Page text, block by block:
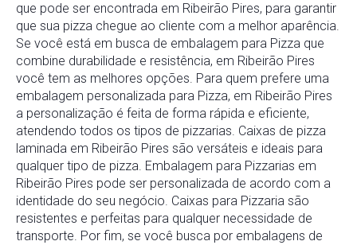
que pode ser encontrada em Ribeirão Pires, para garantir
que sua pizza chegue ao cliente com a melhor aparência.
Se você está em busca de embalagem para Pizza que
combine durabilidade e resistência, em Ribeirão Pires
você tem as melhores opções. Para quem prefere uma
embalagem personalizada para Pizza, em Ribeirão Pires
a personalização é feita de forma rápida e eficiente,
atendendo todos os tipos de pizzarias. Caixas de pizza
laminada em Ribeirão Pires são versáteis e ideais para
qualquer tipo de pizza. Embalagem para Pizzarias em
Ribeirão Pires pode ser personalizada de acordo com a
identidade do seu negócio. Caixas para Pizzaria são
resistentes e perfeitas para qualquer necessidade de
transporte. Por fim, se você busca por embalagens de